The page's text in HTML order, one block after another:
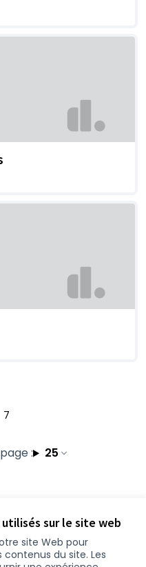
sur le site web
site Web pour
du site. Les
: 25
7